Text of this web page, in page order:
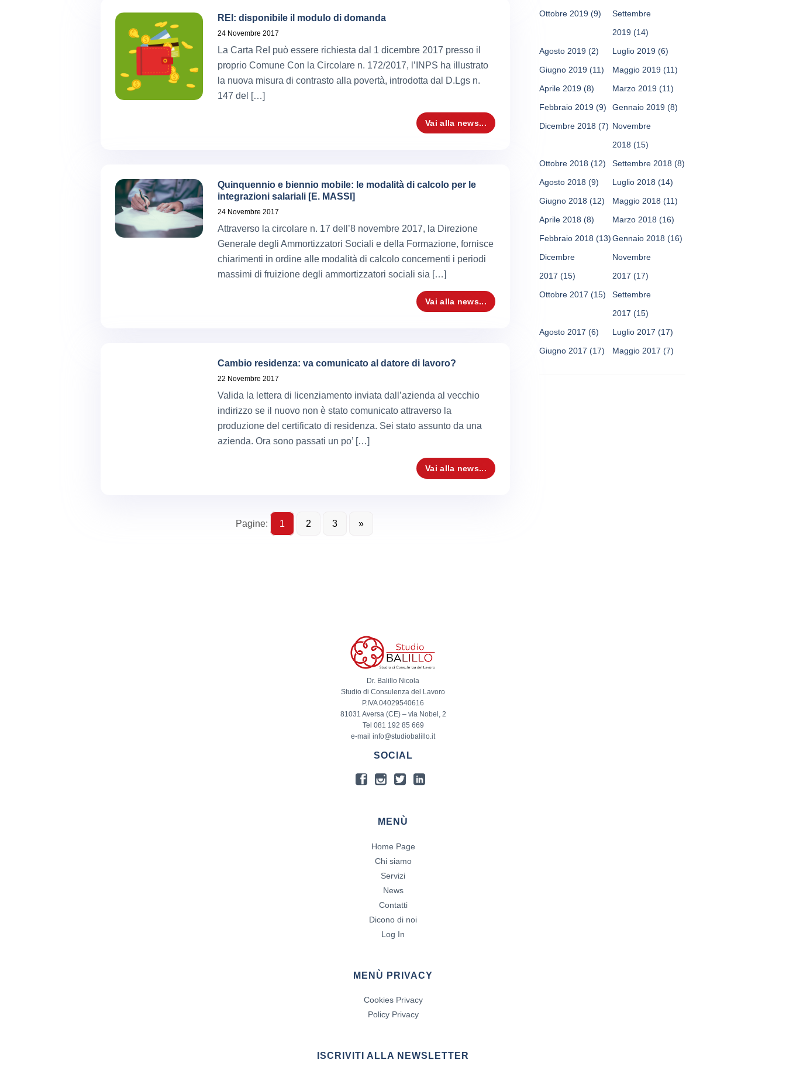
REI: disponibile il modulo di domanda
24 Novembre 2017
La Carta ReI può essere richiesta dal 1 dicembre 2017 presso il
proprio Comune Con la Circolare n. 172/2017, l’INPS ha illustrato
la nuova misura di contrasto alla povertà, introdotta dal D.Lgs n.
147 del […]
Vai alla news...
Quinquennio e biennio mobile: le modalità di calcolo per le
integrazioni salariali [E. MASSI]
24 Novembre 2017
Attraverso la circolare n. 17 dell’8 novembre 2017, la Direzione
Generale degli Ammortizzatori Sociali e della Formazione, fornisce
chiarimenti in ordine alle modalità di calcolo concernenti i periodi
massimi di fruizione degli ammortizzatori sociali sia […]
Vai alla news...
Cambio residenza: va comunicato al datore di lavoro?
22 Novembre 2017
Valida la lettera di licenziamento inviata dall’azienda al vecchio
indirizzo se il nuovo non è stato comunicato attraverso la
produzione del certificato di residenza. Sei stato assunto da una
azienda. Ora sono passati un po’ […]
Vai alla news...
Pagine: 1 2 3 »
Ottobre 2019 (9)
Settembre
2019 (14)
Agosto 2019 (2) Luglio 2019 (6)
Giugno 2019 (11) Maggio 2019 (11)
Aprile 2019 (8) Marzo 2019 (11)
Febbraio 2019 (9) Gennaio 2019 (8)
Dicembre 2018 (7) Novembre
2018 (15)
Ottobre 2018 (12) Settembre 2018 (8)
Agosto 2018 (9) Luglio 2018 (14)
Giugno 2018 (12) Maggio 2018 (11)
Aprile 2018 (8) Marzo 2018 (16)
Febbraio 2018 (13)Gennaio 2018 (16)
Dicembre
2017 (15)
Novembre
2017 (17)
Ottobre 2017 (15)
Settembre
2017 (15)
Agosto 2017 (6) Luglio 2017 (17)
Giugno 2017 (17) Maggio 2017 (7)
Dr. Balillo Nicola
Studio di Consulenza del Lavoro
P.IVA 04029540616
81031 Aversa (CE) – via Nobel, 2
Tel 081 192 85 669
e-mail info@studiobalillo.it
SOCIAL
MENÙ
Home Page
Chi siamo
Servizi
News
Contatti
Dicono di noi
Log In
MENÙ PRIVACY
Cookies Privacy
Policy Privacy
ISCRIVITI ALLA NEWSLETTER